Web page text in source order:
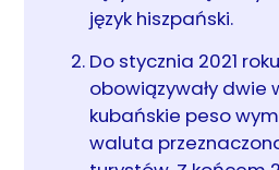
język hiszpański.
Do stycznia 2021
obowiązywały dwie
kubańskie peso
waluta